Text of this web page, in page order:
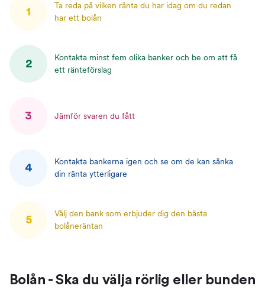
1
Ta reda på vilken ränta du har idag om du redan
har ett bolån
2
Kontakta minst fem olika banker och be om att få
ett ränteförslag
3 Jämför svaren du fått
4
Kontakta bankerna igen och se om de kan sänka
din ränta ytterligare
5
Välj den bank som erbjuder dig den bästa
bolåneräntan
Bolån - Ska du välja rörlig eller bunden